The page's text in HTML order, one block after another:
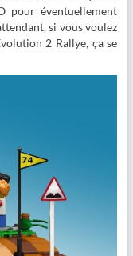
pour éventuellement
si vous voulez
2 Rallye, ça se